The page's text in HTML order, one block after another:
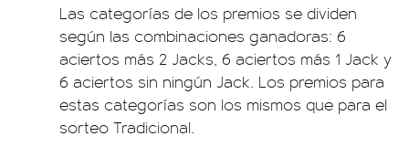
Las categorías de los premios se dividen
según las combinaciones ganadoras: 6
aciertos más 2 Jacks, 6 aciertos más 1 Jack y
6 aciertos sin ningún Jack. Los premios para
estas categorías son los mismos que para el
sorteo Tradicional.